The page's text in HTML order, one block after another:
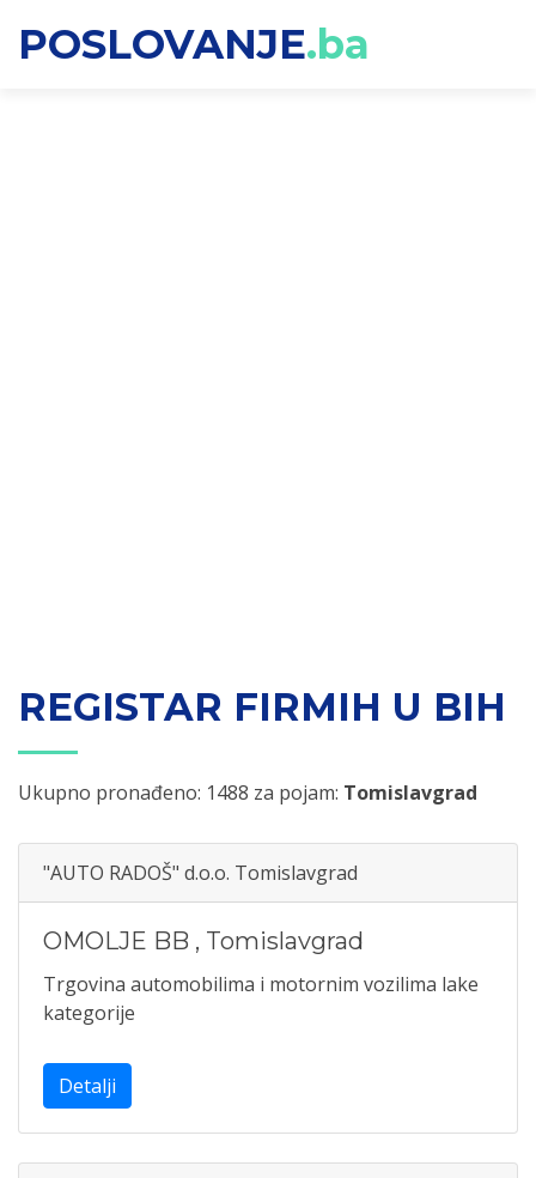
POSLOVANJE.ba
REGISTAR FIRMIH U BIH
Ukupno pronađeno: 1488 za pojam: Tomislavgrad
"AUTO RADOŠ" d.o.o. Tomislavgrad
OMOLJE BB , Tomislavgrad
Trgovina automobilima i motornim vozilima lake
kategorije
Detalji